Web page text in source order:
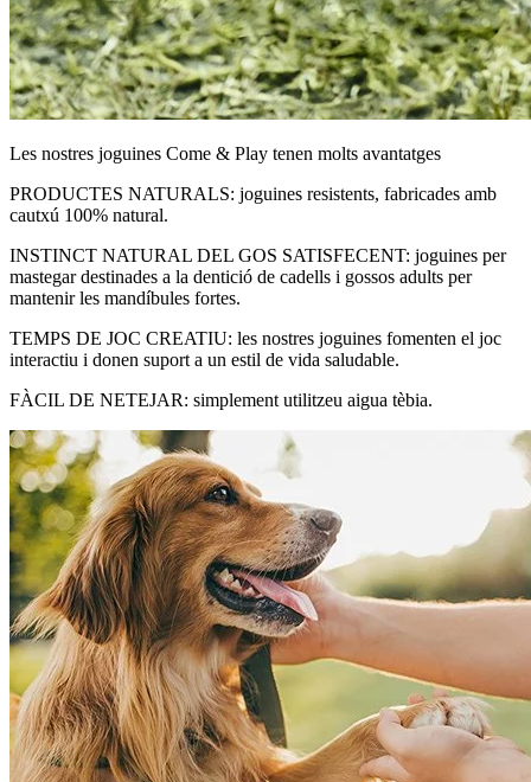
Les nostres joguines Come & Play tenen molts avantatges
PRODUCTES NATURALS: joguines resistents, fabricades amb
cautxú 100% natural.
INSTINCT NATURAL DEL GOS SATISFECENT: joguines per
mastegar destinades a la dentició de cadells i gossos adults per
mantenir les mandíbules fortes.
TEMPS DE JOC CREATIU: les nostres joguines fomenten el joc
interactiu i donen suport a un estil de vida saludable.
FÀCIL DE NETEJAR: simplement utilitzeu aigua tèbia.